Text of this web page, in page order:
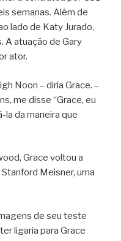
semanas. Além de
lado de Katy Jurado,
A atuação de Gary
ator.
Noon – diria Grace. –
me disse “Grace, eu
la da maneira que
Grace voltou a
Meisner, uma
de seu teste
ligaria para Grace